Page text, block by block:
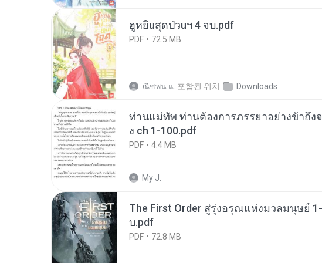
ฮูหยิuสุดป่วuฯ 4 จบ.pdf
PDF 72.5 MB
ณิชพน แ. 포함된 위치 Downloads
ท่านแม่ทัพ ท่านต้องการภรรยาอย่างข้าถึงจ
ง ch 1-100.pdf
PDF 4.4 MB
My J.
The First Order สู่รุ่งอรุณแห่งมวลมนุษย์
บ.pdf
PDF 72.8 MB